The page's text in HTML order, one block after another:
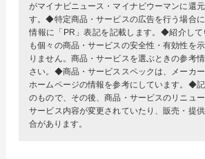
がマイナビニュース・マイナビウーマンに還
す。◆特定商品・サービスの広告を行う場合
情報に「PR」表記を記載します。◆紹介して
も個々の商品・サービスの安全性・有効性を
りません。商品・サービスを選ぶときの参考
さい。◆商品・サービススペックは、メーカ
ホームページの情報を参考にしています。◆
のもので、その後、商品・サービスのリニュ
サービス内容が変更されていたり、販売・提
合があります。